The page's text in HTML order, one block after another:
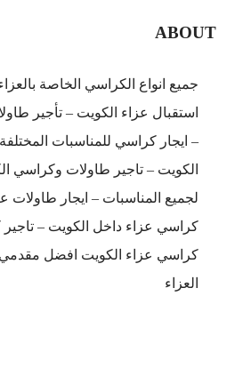
ABOUT
جميع انواع الكراسي الخاصة
استقبال عزاء الكويت – تأجير
– ايجار كراسي للمناسبات
الكويت – تاجير طاولات وكراسي
لجميع المناسبات – ايجار طاولات
كراسي عزاء داخل الكويت – تاجير
كراسي عزاء الكويت افضل مقدمي
العزاء